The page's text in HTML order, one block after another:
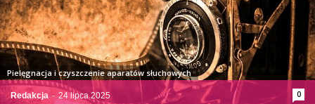
Redakcja - 24 lipca 2025 0
Pielęgnacja i czyszczenie aparatów słuchowych